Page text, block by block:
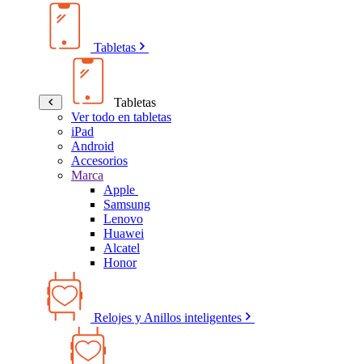
Tabletas
Tabletas
Ver todo en tabletas
iPad
Android
Accesorios
Marca
Apple
Samsung
Lenovo
Huawei
Alcatel
Honor
Relojes y Anillos inteligentes